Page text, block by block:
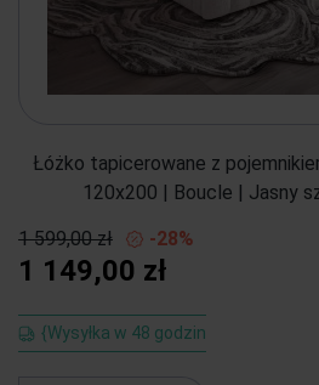
Łóżko tapicerowane z
120x200 | Boucle | Jasny
1 599,00 zł -28%
1 149,00 zł
{Wysyłka w 48 godzin